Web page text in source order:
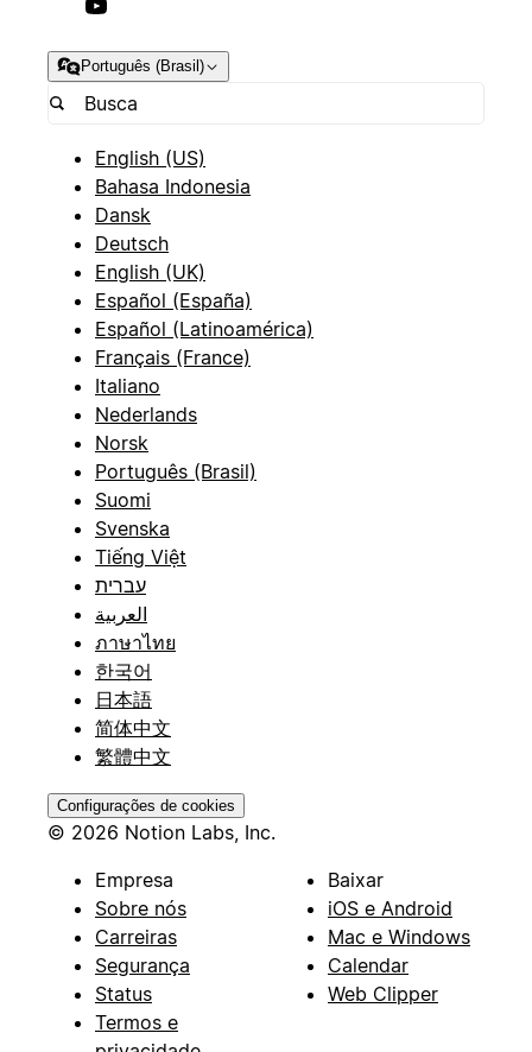
Português (Brasil)
English (US)
Bahasa Indonesia
Dansk
Deutsch
English (UK)
Español (España)
Español (Latinoamérica)
Français (France)
Italiano
Nederlands
Norsk
Português (Brasil)
Suomi
Svenska
Tiếng Việt
עברית
العربية
ภาษาไทย
한국어
日本語
简体中文
繁體中文
Configurações de cookies
© 2026 Notion Labs, Inc.
Empresa
Sobre nós
Carreiras
Segurança
Status
Termos e
Baixar
iOS e Android
Mac e Windows
Calendar
Web Clipper